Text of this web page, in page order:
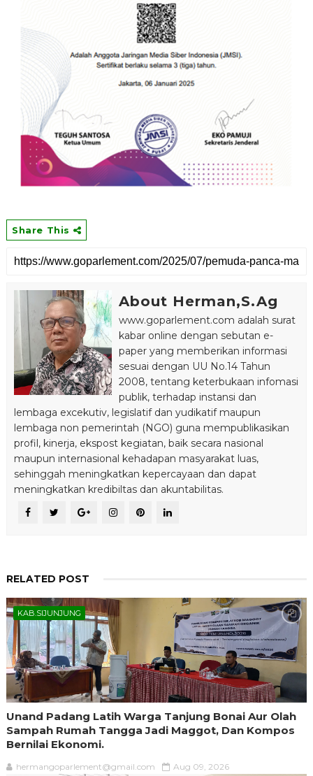
Share This
About Herman,S.Ag
www.goparlement.com adalah surat
kabar online dengan sebutan e-
paper yang memberikan informasi
sesuai dengan UU No.14 Tahun
2008, tentang keterbukaan infomasi
publik, terhadap instansi dan
lembaga excekutiv, legislatif dan yudikatif maupun
lembaga non pemerintah (NGO) guna mempublikasikan
profil, kinerja, ekspost kegiatan, baik secara nasional
maupun internasional kehadapan masyarakat luas,
sehinggah meningkatkan kepercayaan dan dapat
meningkatkan kredibiltas dan akuntabilitas.
RELATED POST
KAB.SIJUNJUNG
Unand Padang Latih Warga Tanjung Bonai Aur Olah
Sampah Rumah Tangga Jadi Maggot, Dan Kompos
Bernilai Ekonomi.
hermangoparlement@gmail.com Aug 09, 2026